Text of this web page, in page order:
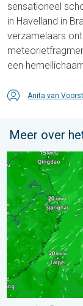
sensationeel
in Havelland in
verzamelaars
een
Anita van Voorst
Meer over
Tyfoon Dolphin